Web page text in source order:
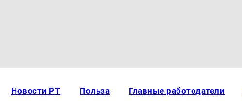
Новости РТ Польза Главные работодатели